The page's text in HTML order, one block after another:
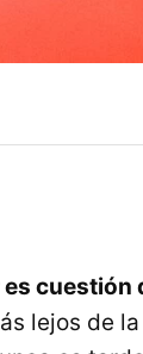
cuestión
lejos de